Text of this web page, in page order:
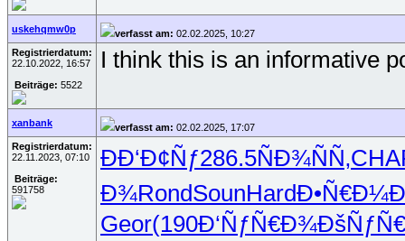
uskehqmw0p verfasst am: 02.02.2025, 10:27
Registrierdatum:
22.10.2022, 16:57
Beiträge: 5522
I think this is an informative
xanbank verfasst am: 02.02.2025, 17:07
Registrierdatum:
22.11.2023, 07:10
Beiträge:
591758
ÐÐ‘Ð¢Ñƒ286.5ÑÐ¾ÑÑ‚
Ð¾RondSounHard
Geor(190Ð‘ÑƒÑ€Ð¾